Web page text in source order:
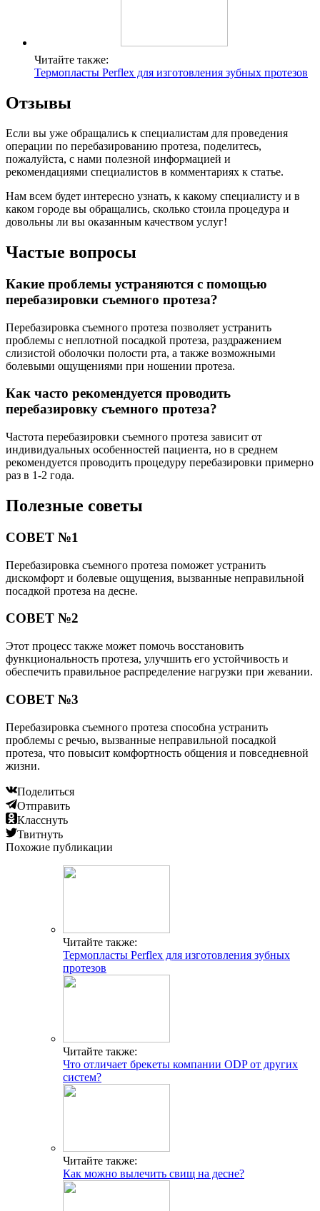
Читайте также:
Термопласты Perflex для изготовления зубных протезов
Отзывы
Если вы уже обращались к специалистам для проведения
операции по перебазированию протеза, поделитесь,
пожалуйста, с нами полезной информацией и
рекомендациями специалистов в комментариях к статье.
Нам всем будет интересно узнать, к какому специалисту и в
каком городе вы обращались, сколько стоила процедура и
довольны ли вы оказанным качеством услуг!
Частые вопросы
Какие проблемы устраняются с помощью
перебазировки съемного протеза?
Перебазировка съемного протеза позволяет устранить
проблемы с неплотной посадкой протеза, раздражением
слизистой оболочки полости рта, а также возможными
болевыми ощущениями при ношении протеза.
Как часто рекомендуется проводить
перебазировку съемного протеза?
Частота перебазировки съемного протеза зависит от
индивидуальных особенностей пациента, но в среднем
рекомендуется проводить процедуру перебазировки примерно
раз в 1-2 года.
Полезные советы
СОВЕТ №1
Перебазировка съемного протеза поможет устранить
дискомфорт и болевые ощущения, вызванные неправильной
посадкой протеза на десне.
СОВЕТ №2
Этот процесс также может помочь восстановить
функциональность протеза, улучшить его устойчивость и
обеспечить правильное распределение нагрузки при жевании.
СОВЕТ №3
Перебазировка съемного протеза способна устранить
проблемы с речью, вызванные неправильной посадкой
протеза, что повысит комфортность общения и повседневной
жизни.
Поделиться
Отправить
Класснуть
Твитнуть
Похожие публикации
Читайте также:
Термопласты Perflex для изготовления зубных
протезов
Читайте также:
Что отличает брекеты компании ODP от других
систем?
Читайте также:
Как можно вылечить свищ на десне?